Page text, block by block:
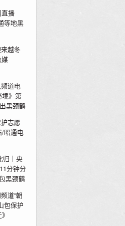
直播
等地黑
越冬
媒
道电
境》第
黑颈鹤
志愿
/昭通电
归｜央
分钟分
黑颈鹤
道“朝
包保护